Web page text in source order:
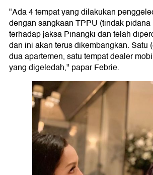
"Ada 4 tempat yang dilakukan
dengan sangkaan TPPU (tindak
terhadap jaksa Pinangki dan telah
dan ini akan terus dikembangkan. Satu
dua apartemen, satu tempat dealer
yang digeledah," papar Febrie.